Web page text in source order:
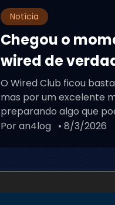
Notícia
Chegou o
wired de
O Wired Club ficou
mas por um excelente
preparando algo que
Por an4log • 8/3/2026